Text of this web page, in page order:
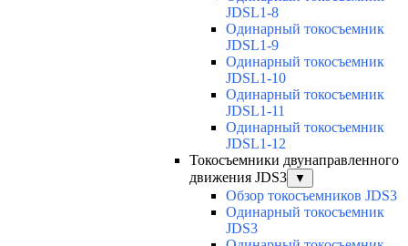
JDSL1-8
Одинарный токосъемник
JDSL1-9
Одинарный токосъемник
JDSL1-10
Одинарный токосъемник
JDSL1-11
Одинарный токосъемник
JDSL1-12
Токосъемники двунаправленного
движения JDS3
▼
Обзор токосъемников JDS3
Одинарный токосъемник
JDS3